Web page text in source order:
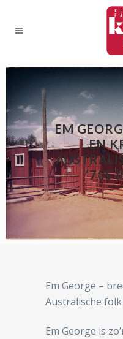
EM
EN
‘70S
Em George –
Australische folk
Em George is